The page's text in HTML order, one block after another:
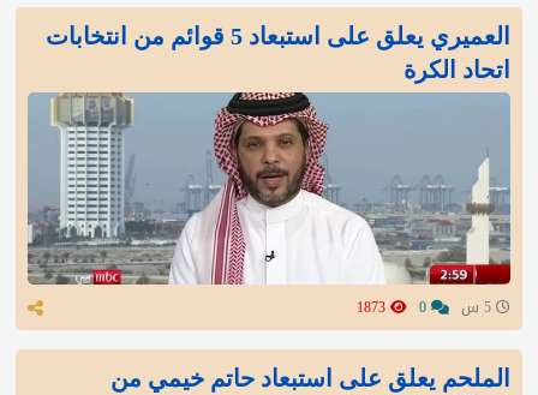
العميري يعلق على استبعاد 5 قوائم من انتخابات
اتحاد الكرة
الملحم يعلق على استبعاد حاتم خيمي من